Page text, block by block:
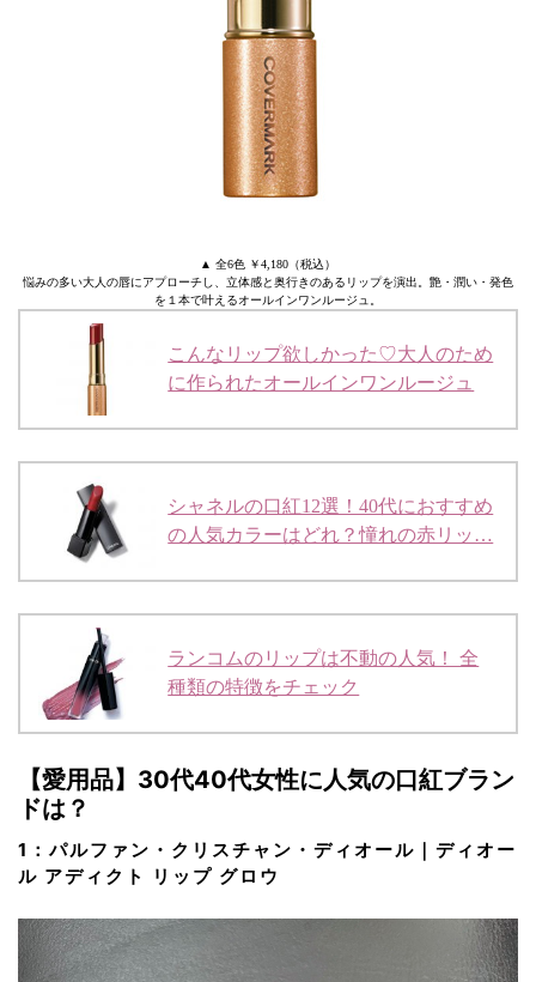
▲ 全6色 ￥4,180（税込）
悩みの多い大人の唇にアプローチし、立体感と奥行きのあるリップを演出。艶・潤い・発色
を１本で叶えるオールインワンルージュ。
こんなリップ欲しかった♡大人のため
に作られたオールインワンルージュ
シャネルの口紅12選！40代におすすめ
の人気カラーはどれ？憧れの赤リッ…
ランコムのリップは不動の人気！ 全
種類の特徴をチェック
【愛用品】30代40代女性に人気の口紅ブラン
ドは？
1：パルファン・クリスチャン・ディオール｜ディオー
ル アディクト リップ グロウ